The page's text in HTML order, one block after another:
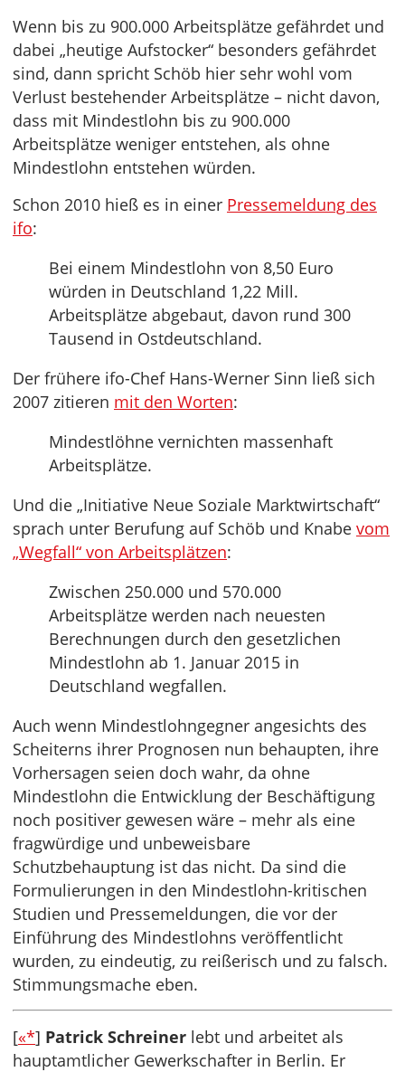
Wenn bis zu 900.000 Arbeitsplätze gefährdet und
dabei „heutige Aufstocker“ besonders gefährdet
sind, dann spricht Schöb hier sehr wohl vom
Verlust bestehender Arbeitsplätze – nicht davon,
dass mit Mindestlohn bis zu 900.000
Arbeitsplätze weniger entstehen, als ohne
Mindestlohn entstehen würden.
Schon 2010 hieß es in einer Pressemeldung des
ifo:
Bei einem Mindestlohn von 8,50 Euro
würden in Deutschland 1,22 Mill.
Arbeitsplätze abgebaut, davon rund 300
Tausend in Ostdeutschland.
Der frühere ifo-Chef Hans-Werner Sinn ließ sich
2007 zitieren mit den Worten:
Mindestlöhne vernichten massenhaft
Arbeitsplätze.
Und die „Initiative Neue Soziale Marktwirtschaft“
sprach unter Berufung auf Schöb und Knabe vom
„Wegfall“ von Arbeitsplätzen:
Zwischen 250.000 und 570.000
Arbeitsplätze werden nach neuesten
Berechnungen durch den gesetzlichen
Mindestlohn ab 1. Januar 2015 in
Deutschland wegfallen.
Auch wenn Mindestlohngegner angesichts des
Scheiterns ihrer Prognosen nun behaupten, ihre
Vorhersagen seien doch wahr, da ohne
Mindestlohn die Entwicklung der Beschäftigung
noch positiver gewesen wäre – mehr als eine
fragwürdige und unbeweisbare
Schutzbehauptung ist das nicht. Da sind die
Formulierungen in den Mindestlohn-kritischen
Studien und Pressemeldungen, die vor der
Einführung des Mindestlohns veröffentlicht
wurden, zu eindeutig, zu reißerisch und zu falsch.
Stimmungsmache eben.
[«*] Patrick Schreiner lebt und arbeitet als
hauptamtlicher Gewerkschafter in Berlin. Er